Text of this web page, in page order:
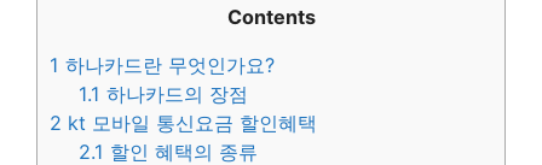
Contents
1 하나카드란 무엇인가요?
1.1 하나카드의 장점
2 kt 모바일 통신요금 할인혜택
2.1 할인 혜택의 종류